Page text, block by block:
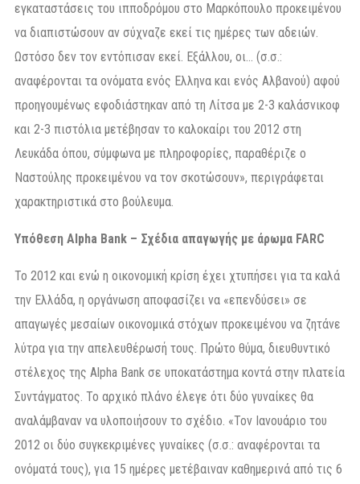
εγκαταστάσεις του ιπποδρόμου στο Μαρκόπουλο προκειμένου
να διαπιστώσουν αν σύχναζε εκεί τις ημέρες των αδειών.
Ωστόσο δεν τον εντόπισαν εκεί. Εξάλλου, οι… (σ.σ.:
αναφέρονται τα ονόματα ενός Ελληνα και ενός Αλβανού) αφού
προηγουμένως εφοδιάστηκαν από τη Λίτσα με 2-3 καλάσνικοφ
και 2-3 πιστόλια μετέβησαν το καλοκαίρι του 2012 στη
Λευκάδα όπου, σύμφωνα με πληροφορίες, παραθέριζε ο
Ναστούλης προκειμένου να τον σκοτώσουν», περιγράφεται
χαρακτηριστικά στο βούλευμα.
Υπόθεση Alpha Bank – Σχέδια απαγωγής με άρωμα FARC
Το 2012 και ενώ η οικονομική κρίση έχει χτυπήσει για τα καλά
την Ελλάδα, η οργάνωση αποφασίζει να «επενδύσει» σε
απαγωγές μεσαίων οικονομικά στόχων προκειμένου να ζητάνε
λύτρα για την απελευθέρωσή τους. Πρώτο θύμα, διευθυντικό
στέλεχος της Alpha Bank σε υποκατάστημα κοντά στην πλατεία
Συντάγματος. Το αρχικό πλάνο έλεγε ότι δύο γυναίκες θα
αναλάμβαναν να υλοποιήσουν το σχέδιο. «Τον Ιανουάριο του
2012 οι δύο συγκεκριμένες γυναίκες (σ.σ.: αναφέρονται τα
ονόματά τους), για 15 ημέρες μετέβαιναν καθημερινά από τις 6